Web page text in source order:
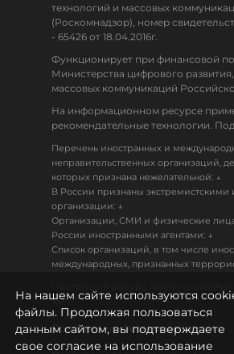
технологий и массовых
(Роскомнадзор), номер
- 65426 от 18.04.2016г.
Функционирует при финансовой
Министерства цифрового
массовых коммуникаций
На информационном ресурсе
рекомендательные технологии.
Перечень иностранных и
неправительственных организаций,
которых признана нежелательной: ↓
В России признаны
организации: ↓
Организации, СМИ и физические
России иностранными агентами: ↓
Список организаций, в том числе
международных, признанных
18+
Политика конфиденциальности
На нашем сайте используются
файлы. Продолжая пользоваться
данным сайтом, вы подтверждаете
свое согласие на использование